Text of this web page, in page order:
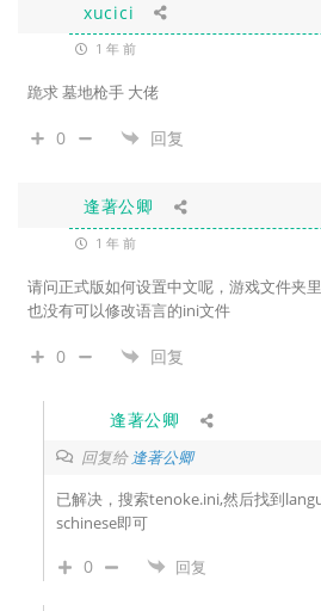
xucici
1 年 前
跪求 墓地枪手 大佬
0 回复
逢著公卿
1 年 前
请问正式版如何设置中文呢，游戏文件夹
也没有可以修改语言的ini文件
0 回复
逢著公卿
回复给 逢著公卿
已解决，搜索tenoke.ini,然后找到
schinese即可
0 回复